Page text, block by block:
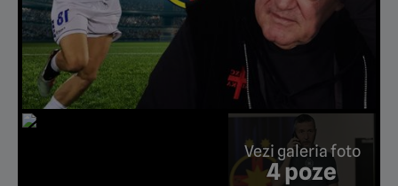
Vezi galeria foto
4 poze